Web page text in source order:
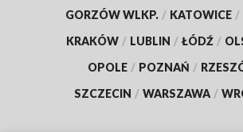
GORZÓW WLKP. / KATOWICE /
KRAKÓW / LUBLIN / ŁÓDŹ /
OPOLE / POZNAŃ /
SZCZECIN / WARSZAWA /